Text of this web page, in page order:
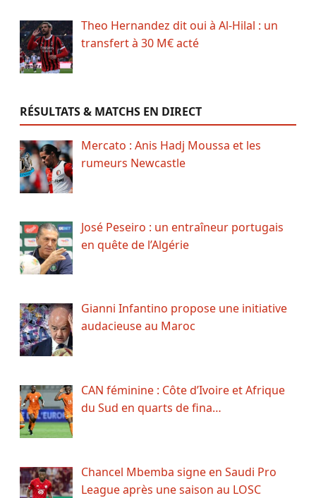
Theo Hernandez dit oui à Al-Hilal : un
transfert à 30 M€ acté
RÉSULTATS & MATCHS EN DIRECT
Mercato : Anis Hadj Moussa et les
rumeurs Newcastle
José Peseiro : un entraîneur portugais
en quête de l’Algérie
Gianni Infantino propose une initiative
audacieuse au Maroc
CAN féminine : Côte d’Ivoire et Afrique
du Sud en quarts de fina…
Chancel Mbemba signe en Saudi Pro
League après une saison au LOSC